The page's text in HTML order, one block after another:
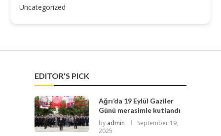
Uncategorized
EDITOR'S PICK
Ağrı’da 19 Eylül Gaziler
Günü merasimle kutlandı
by admin
September 19,
2025